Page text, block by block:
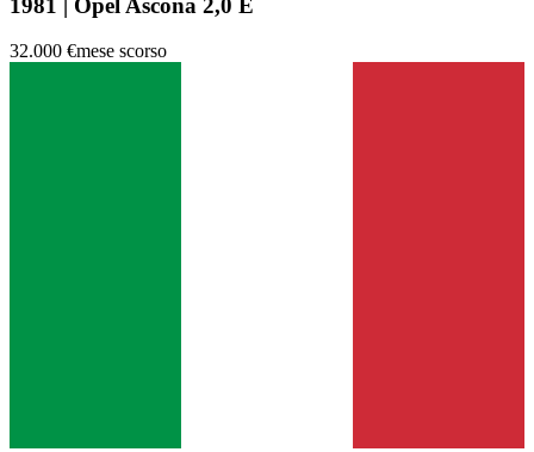
32.000 €mese scorso